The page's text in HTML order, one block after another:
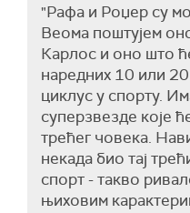
"Рафа и Роџер су
Веома поштујем
Карлос и оно што
наредних 10 или
циклус у спорту.
суперзвезде које
трећег човека.
некада био тај
спорт - такво
њиховим